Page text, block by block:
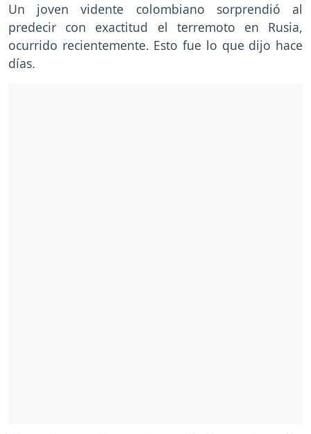
Un joven vidente colombiano sorprendió al
predecir con exactitud el terremoto en Rusia,
ocurrido recientemente. Esto fue lo que dijo hace
días.